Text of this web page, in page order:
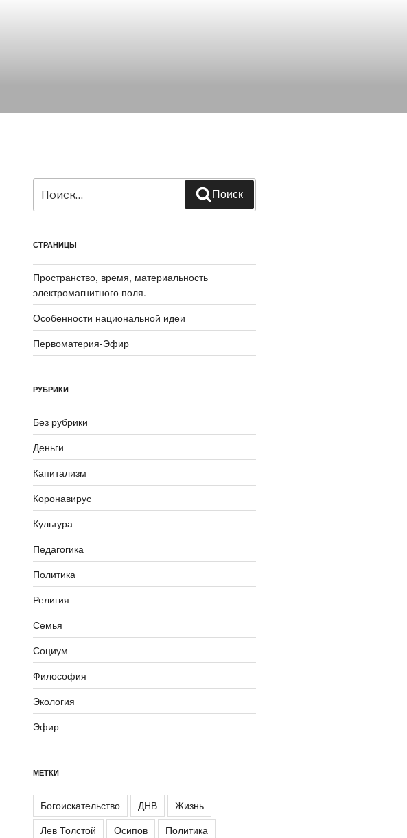
Поиск
СТРАНИЦЫ
Пространство, время, материальность
электромагнитного поля.
Особенности национальной идеи
Первоматерия-Эфир
РУБРИКИ
Без рубрики
Деньги
Капитализм
Коронавирус
Культура
Педагогика
Политика
Религия
Семья
Социум
Философия
Экология
Эфир
МЕТКИ
Богоискательство ДНВ
Жизнь
Лев Толстой
Осипов
Политика